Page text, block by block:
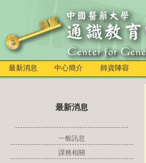
最新消息 中心簡介 師資陣容
最新消息
一般訊息
課務相關